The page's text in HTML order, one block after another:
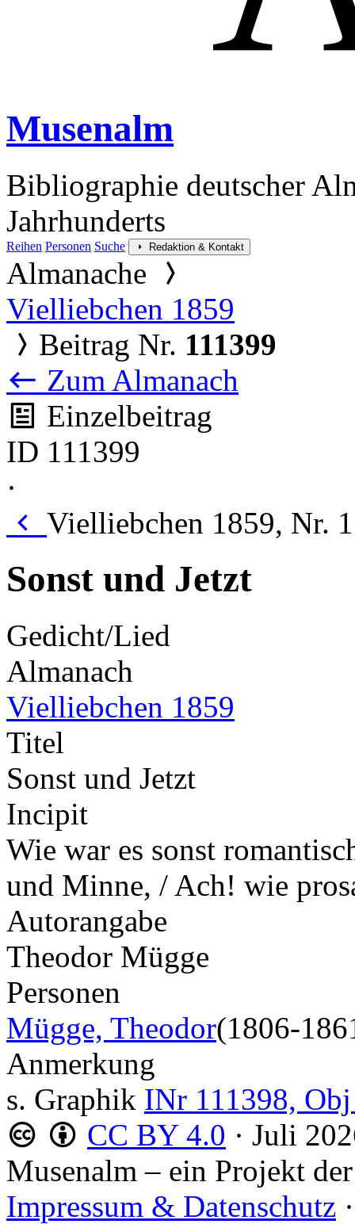
Musenalm
Bibliographie deutscher
Jahrhunderts
Reihen Personen Suche Redaktion & Kontakt
Almanache
Vielliebchen 1859
Beitrag Nr. 111399
Zum Almanach
Einzelbeitrag
ID 111399
·
Vielliebchen 1859, Nr.
Sonst und Jetzt
Gedicht/Lied
Almanach
Vielliebchen 1859
Titel
Sonst und Jetzt
Incipit
Wie war es sonst
und Minne, / Ach! wie
Autorangabe
Theodor Mügge
Personen
Mügge, Theodor(1806-
Anmerkung
s. Graphik INr 111398,
CC BY 4.0 · Juli
Musenalm – ein Projekt der
Impressum & Datenschutz ·